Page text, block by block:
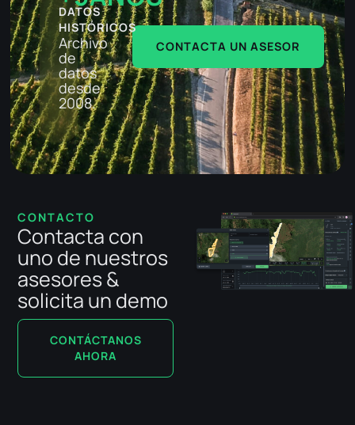
CONTACTA UN ASESOR
DATOS
HISTÓRICOS
Archivo
de
datos
desde
2008.
CONTACTO
Contacta con
uno de nuestros
asesores &
solicita un demo
CONTÁCTANOS
AHORA